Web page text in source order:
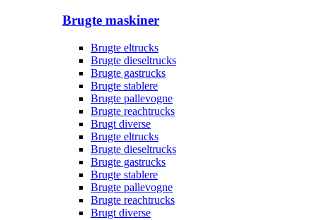
Brugte maskiner
Brugte eltrucks
Brugte dieseltrucks
Brugte gastrucks
Brugte stablere
Brugte pallevogne
Brugte reachtrucks
Brugt diverse
Brugte eltrucks
Brugte dieseltrucks
Brugte gastrucks
Brugte stablere
Brugte pallevogne
Brugte reachtrucks
Brugt diverse